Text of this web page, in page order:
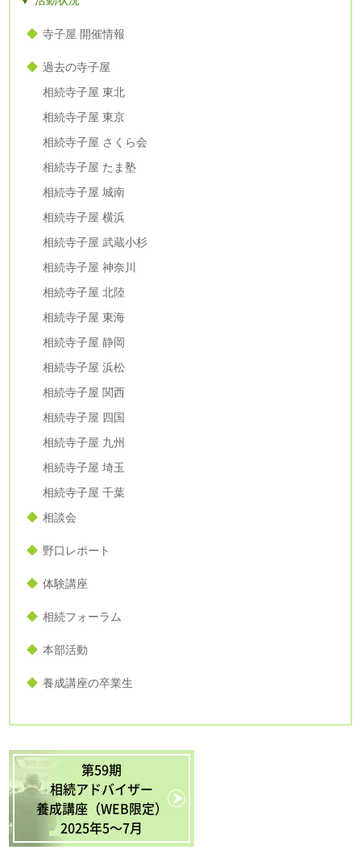
寺子屋 開催情報
過去の寺子屋
相続寺子屋 東北
相続寺子屋 東京
相続寺子屋 さくら会
相続寺子屋 たま塾
相続寺子屋 城南
相続寺子屋 横浜
相続寺子屋 武蔵小杉
相続寺子屋 神奈川
相続寺子屋 北陸
相続寺子屋 東海
相続寺子屋 静岡
相続寺子屋 浜松
相続寺子屋 関西
相続寺子屋 四国
相続寺子屋 九州
相続寺子屋 埼玉
相続寺子屋 千葉
相談会
野口レポート
体験講座
相続フォーラム
本部活動
養成講座の卒業生
第59期
相続アドバイザー
養成講座（WEB限定）
2025年5〜7月